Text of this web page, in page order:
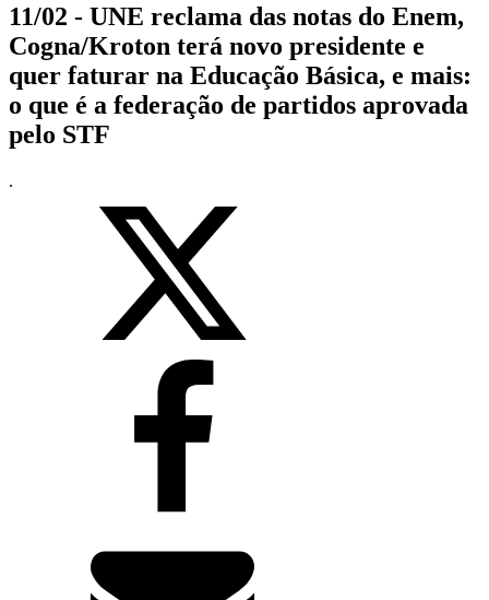
11/02 - UNE reclama das notas do Enem,
Cogna/Kroton terá novo presidente e
quer faturar na Educação Básica, e mais:
o que é a federação de partidos aprovada
pelo STF
.